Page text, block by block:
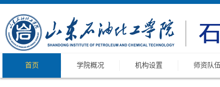
首页 学院概况 机构设置 师资队